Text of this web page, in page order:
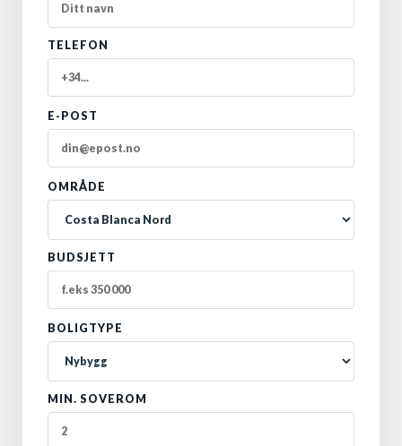
TELEFON
E-POST
OMRÅDE
BUDSJETT
BOLIGTYPE
MIN. SOVEROM